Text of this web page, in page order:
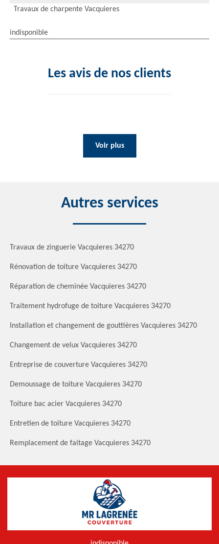
Travaux de charpente Vacquieres
indisponible
Les avis de nos clients
Voir plus
Autres services
Travaux de zinguerie Vacquieres 34270
Rénovation de toiture Vacquieres 34270
Réparation de cheminée Vacquieres 34270
Traitement hydrofuge de toiture Vacquieres 34270
Installation et changement de gouttières Vacquieres 34270
Changement de velux Vacquieres 34270
Entreprise de couverture Vacquieres 34270
Demoussage de toiture Vacquieres 34270
Toiture bac acier Vacquieres 34270
Entretien de toiture Vacquieres 34270
Remplacement de faitage Vacquieres 34270